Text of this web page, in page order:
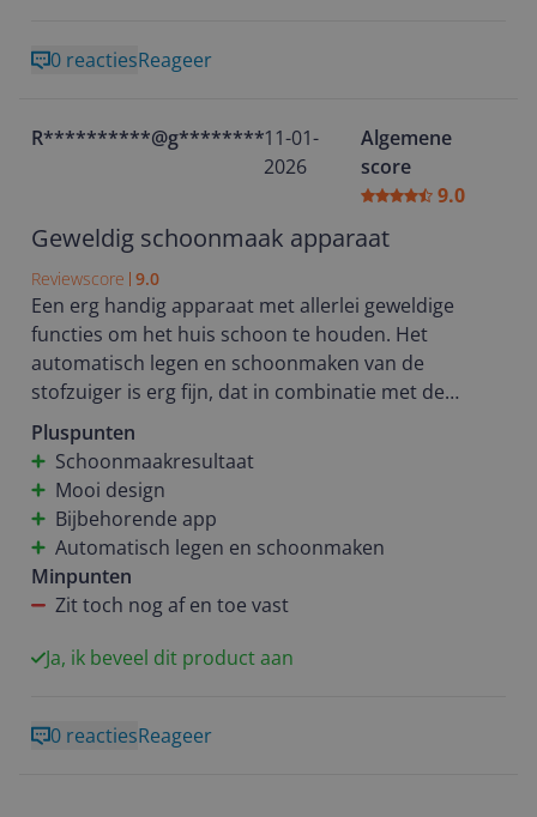
ook in op welke ondergronden de robot moet
gebeurt grondig en in het dock worden de
dweilpads ook netjes schoongemaakt.
Als alles goed staat ingesteld, werkt de robot heel
terug in het vuile dweilwater, dat hier ongeveer twee
keer per week geleegd moet worden.
Conclusie:
Een fijne en krachtige zuigrobot die in een druk
huishouden veel werk uit handen neemt, zolang je
bereid bent om even tijd te steken in de juiste
instellingen.
0 reactiesReageer
R**********@g********11-01-
2026
Algemene
score
9.0
Geweldig schoonmaak apparaat
Reviewscore 9.0
Een erg handig apparaat met allerlei geweldige
functies om het huis schoon te houden. Het
automatisch legen en schoonmaken van de
stofzuiger is erg fijn, dat in combinatie met de
handige app werkt heel erg fijn.
Helaas zat de stofzuiger toch een aantal keer vast,
met nadruk om poten van tripp trapp stoelen komt
hij klem te zitten. Dat zou je niet verwachten van een
stofzuiger uit deze prijs klasse.
Schoonmaak resultaat daarintegen is echt geweldig,
met een huishouden met 3 kleine kinderen komt het
Pluspunten
Schoonmaakresultaat
Mooi design
Bijbehorende app
Automatisch legen en schoonmaken
Minpunten
Zit toch nog af en toe vast
Ja, ik beveel dit product aan
0 reactiesReageer